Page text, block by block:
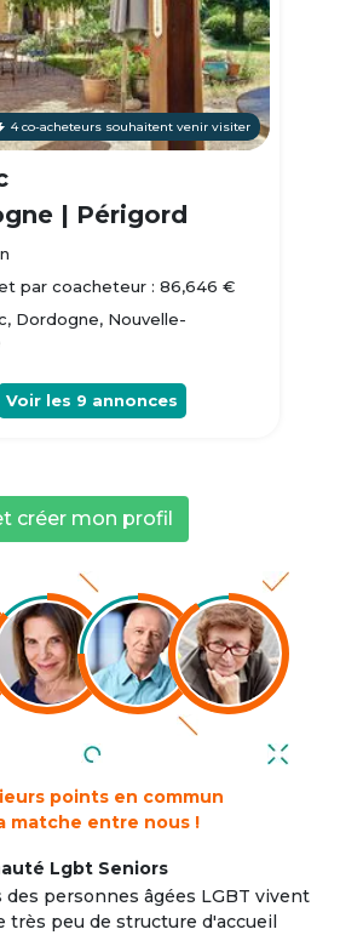
4 co-acheteurs souhaitent venir visiter
| Périgord
par coacheteur : 86,646 €
Dordogne, Nouvelle-
Voir les 9 annonces
créer mon profil
points en commun
matche entre nous !
Lgbt Seniors
des personnes âgées LGBT vivent
très peu de structure d'accueil